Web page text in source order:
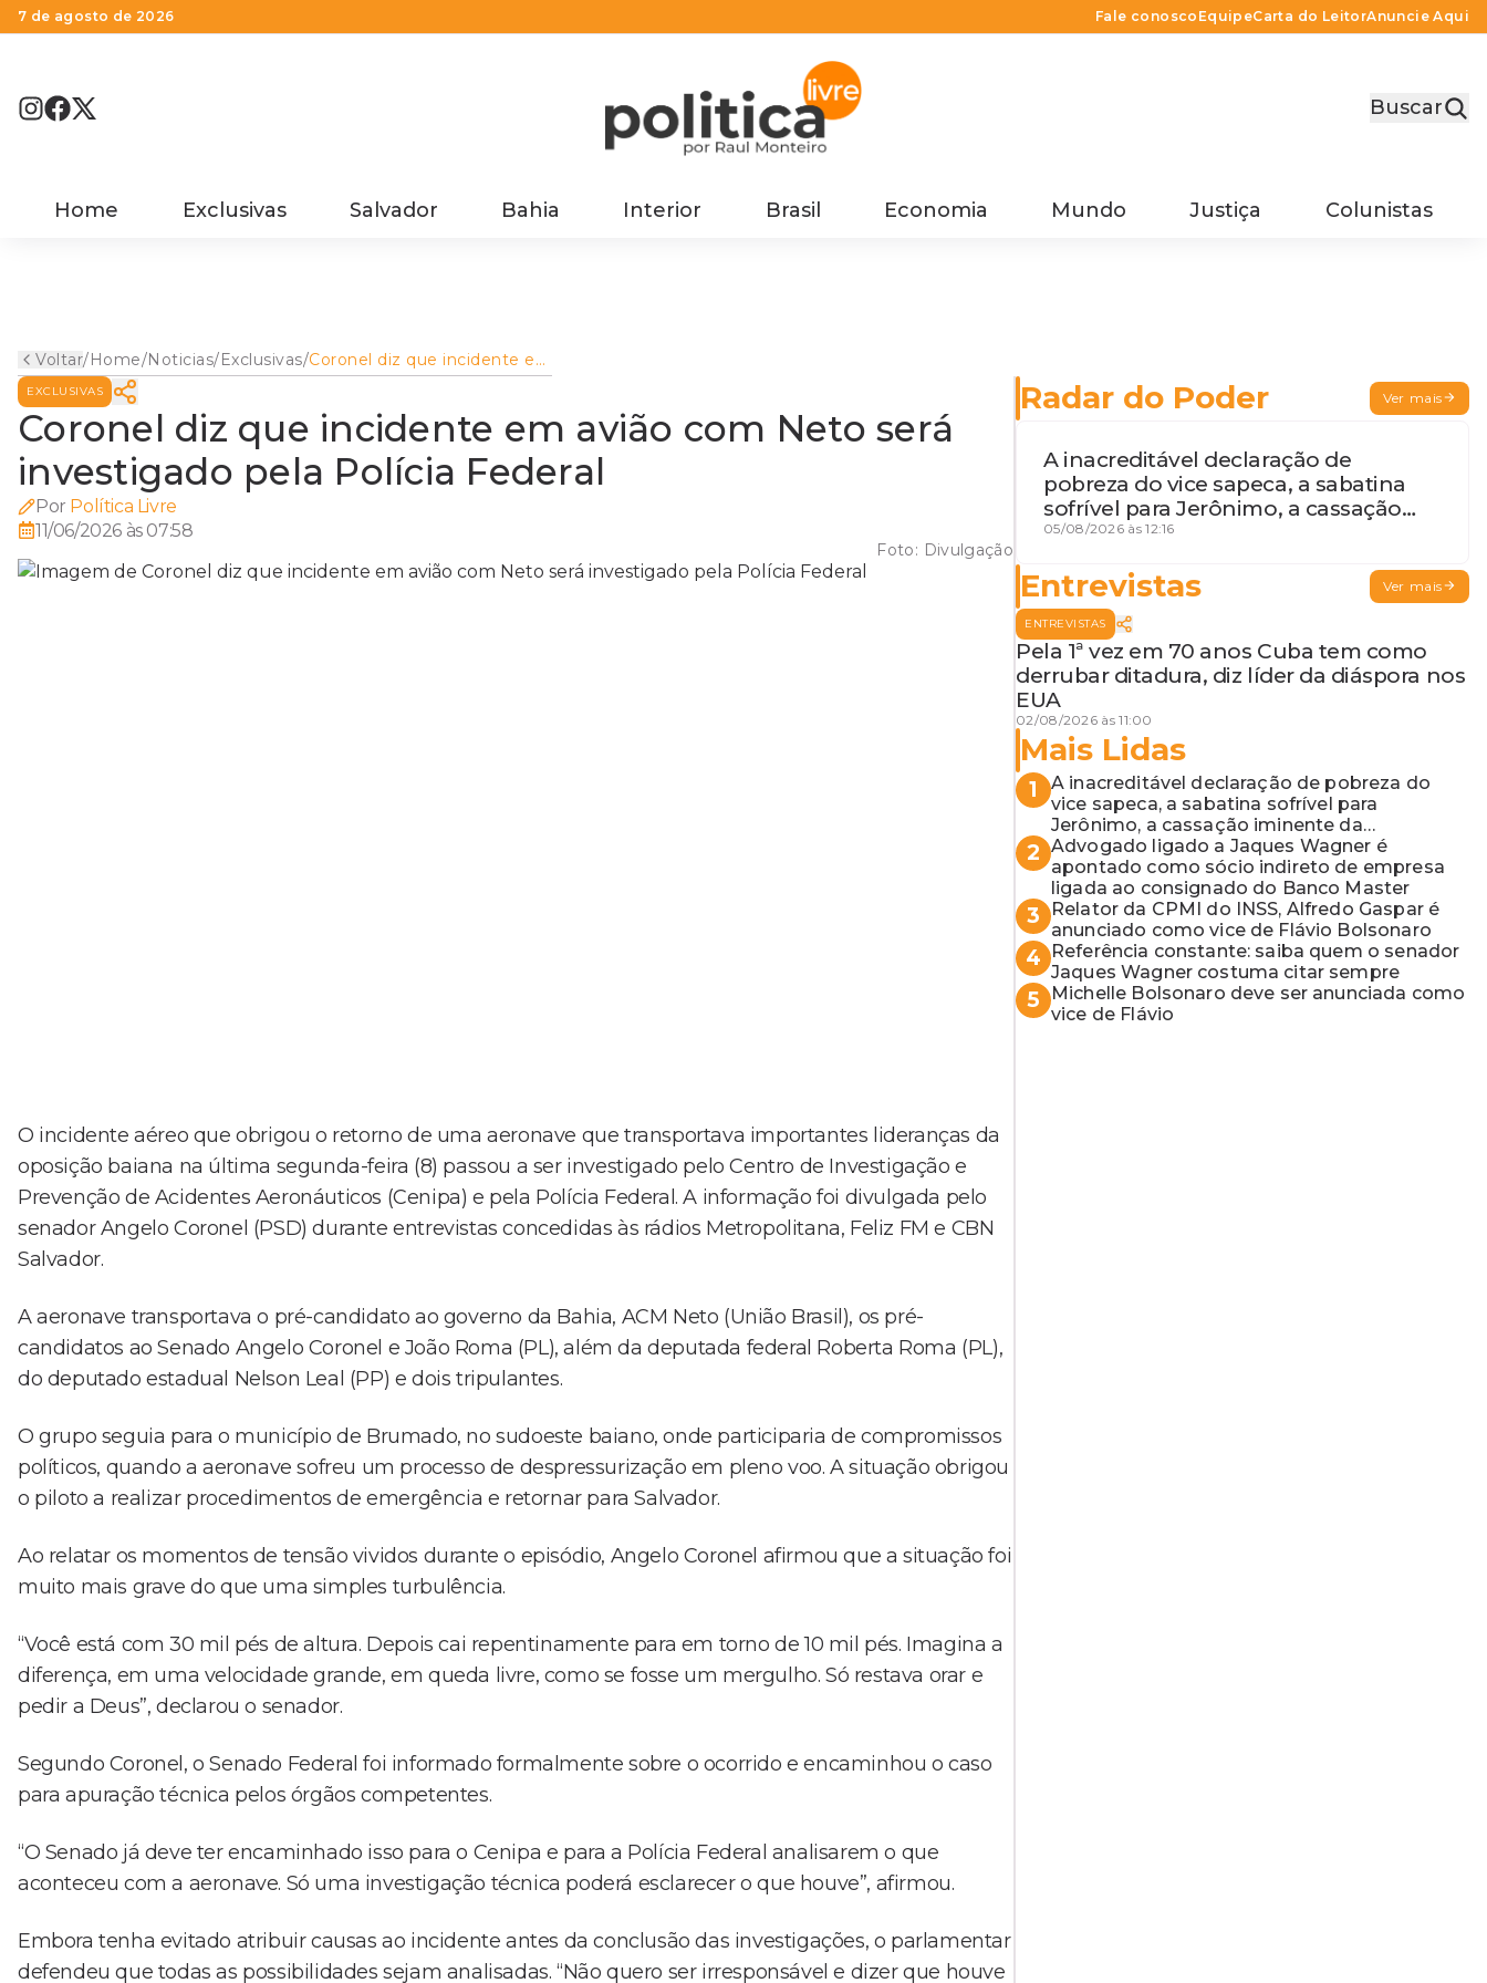
7 de agosto de 2026 Fale conosco EquipeCarta do LeitorAnuncie Aqui
Buscar
Home Exclusivas Salvador Bahia Interior Brasil Economia Mundo Justiça Colunistas
Voltar/Home/Noticias/Exclusivas/Coronel diz que incidente em
avião com Neto será
Federal
EXCLUSIVAS
Coronel diz que incidente em avião com Neto será
investigado pela Polícia Federal
Por Política Livre
11/06/2026 às 07:58
Foto: Divulgação
O incidente aéreo que obrigou o retorno de uma aeronave que transportava importantes lideranças da
oposição baiana na última segunda-feira (8) passou a ser investigado pelo Centro de Investigação e
Prevenção de Acidentes Aeronáuticos (Cenipa) e pela Polícia Federal. A informação foi divulgada pelo
senador Angelo Coronel (PSD) durante entrevistas concedidas às rádios Metropolitana, Feliz FM e CBN
Salvador.
A aeronave transportava o pré-candidato ao governo da Bahia, ACM Neto (União Brasil), os pré-
candidatos ao Senado Angelo Coronel e João Roma (PL), além da deputada federal Roberta Roma (PL),
do deputado estadual Nelson Leal (PP) e dois tripulantes.
O grupo seguia para o município de Brumado, no sudoeste baiano, onde participaria de compromissos
políticos, quando a aeronave sofreu um processo de despressurização em pleno voo. A situação obrigou
o piloto a realizar procedimentos de emergência e retornar para Salvador.
Ao relatar os momentos de tensão vividos durante o episódio, Angelo Coronel afirmou que a situação foi
muito mais grave do que uma simples turbulência.
“Você está com 30 mil pés de altura. Depois cai repentinamente para em torno de 10 mil pés. Imagina a
diferença, em uma velocidade grande, em queda livre, como se fosse um mergulho. Só restava orar e
pedir a Deus”, declarou o senador.
Segundo Coronel, o Senado Federal foi informado formalmente sobre o ocorrido e encaminhou o caso
para apuração técnica pelos órgãos competentes.
“O Senado já deve ter encaminhado isso para o Cenipa e para a Polícia Federal analisarem o que
aconteceu com a aeronave. Só uma investigação técnica poderá esclarecer o que houve”, afirmou.
Embora tenha evitado atribuir causas ao incidente antes da conclusão das investigações, o parlamentar
defendeu que todas as possibilidades sejam analisadas. “Não quero ser irresponsável e dizer que houve
Radar do Poder Ver mais
A inacreditável declaração de
pobreza do vice sapeca, a sabatina
sofrível para Jerônimo, a cassação
iminente da desembargadora e a
05/08/2026 às 12:16
Entrevistas Ver mais
ENTREVISTAS
Pela 1ª vez em 70 anos Cuba tem como
derrubar ditadura, diz líder da diáspora nos
EUA
02/08/2026 às 11:00
Mais Lidas
1
A inacreditável declaração de pobreza do
vice sapeca, a sabatina sofrível para
Jerônimo, a cassação iminente da
desembargadora e a vaga do Quinto para o
MP baiano
2 Advogado ligado a Jaques Wagner é
apontado como sócio indireto de empresa
ligada ao consignado do Banco Master
3
Relator da CPMI do INSS, Alfredo Gaspar é
anunciado como vice de Flávio Bolsonaro
4
Referência constante: saiba quem o senador
Jaques Wagner costuma citar sempre
5
Michelle Bolsonaro deve ser anunciada como
vice de Flávio